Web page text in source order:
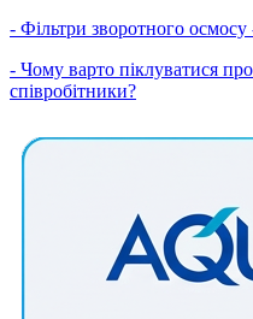
- Фільтри зворотного
- Чому варто піклуватися
співробітники?